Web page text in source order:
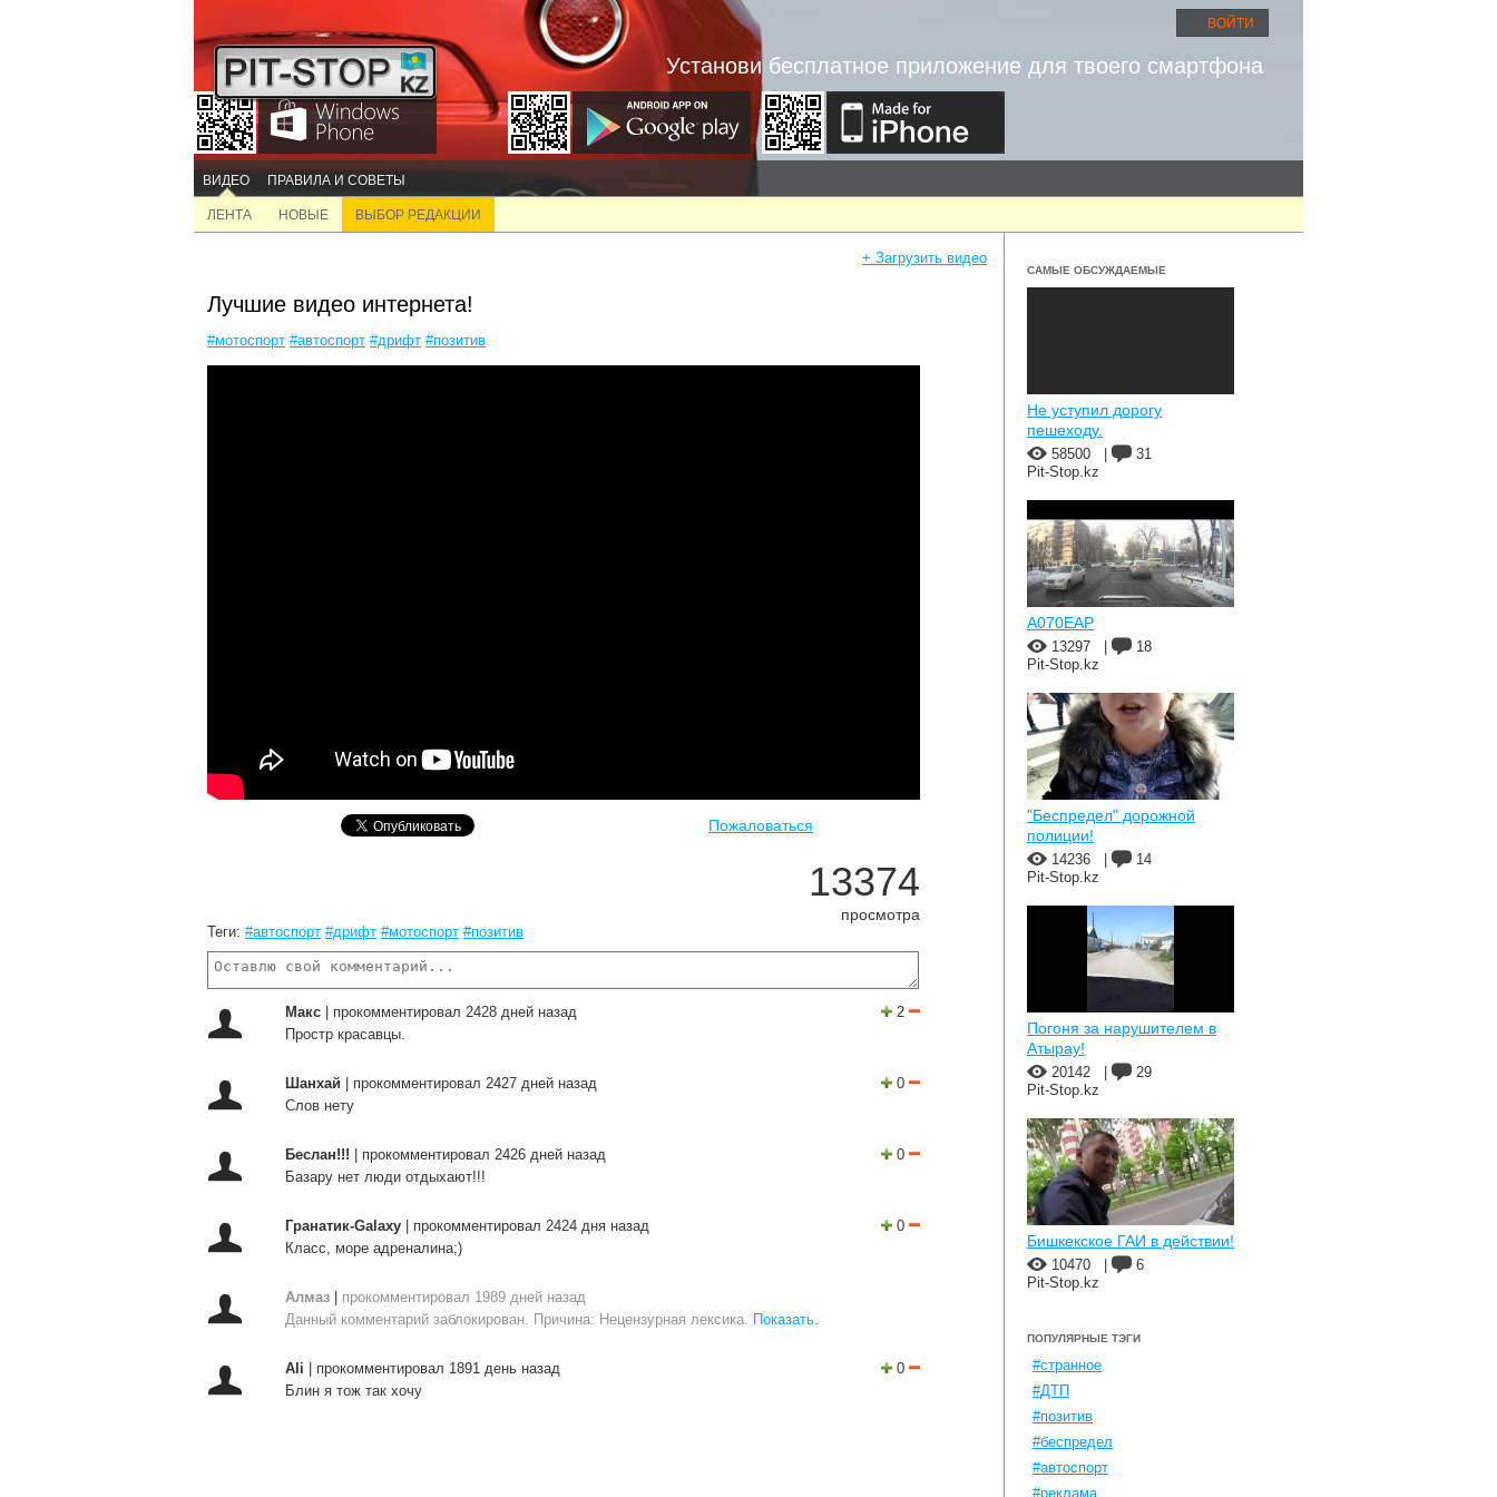
ВОЙТИ
Установи бесплатное приложение для твоего смартфона
ВИДЕО ПРАВИЛА И СОВЕТЫ
ЛЕНТА НОВЫЕ ВЫБОР РЕДАКЦИИ
+ Загрузить видео
Лучшие видео интернета!
#мотоспорт #автоспорт #дрифт #позитив
Пожаловаться
13374
просмотра
Теги: #автоспорт #дрифт #мотоспорт #позитив
2
Макс
прокомментировал 2428 дней назад
Простр красавцы.
0
Шанхай
прокомментировал 2427 дней назад
Слов нету
0
Беслан!!!
прокомментировал 2426 дней назад
Базару нет люди отдыхают!!!
0
Гранатик-Galaxy
прокомментировал 2424 дня назад
Класс, море адреналина;)
Алмаз
прокомментировал 1989 дней назад
Данный комментарий заблокирован. Причина: Нецензурная лексика. Показать.
0
Ali
прокомментировал 1891 день назад
Блин я тож так хочу
САМЫЕ ОБСУЖДАЕМЫЕ
Не уступил дорогу
пешеходу.
58500
31
Pit-Stop.kz
A070EAP
13297
18
Pit-Stop.kz
"Беспредел" дорожной
полиции!
14236
14
Pit-Stop.kz
Погоня за нарушителем в
Атырау!
20142
29
Pit-Stop.kz
Бишкекское ГАИ в действии!
10470
6
Pit-Stop.kz
ПОПУЛЯРНЫЕ ТЭГИ
#странное
#ДТП
#позитив
#беспредел
#автоспорт
#реклама